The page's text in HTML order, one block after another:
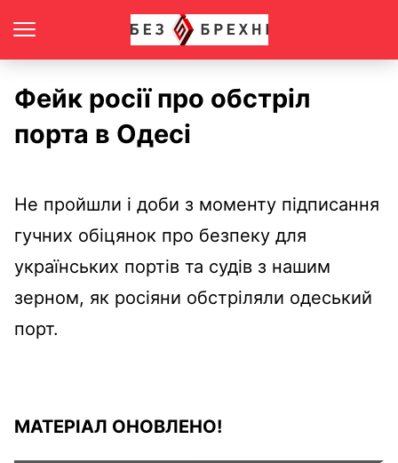
Фейк росії про обстріл
порта в Одесі
Не пройшли і доби з моменту підписання
гучних обіцянок про безпеку для
українських портів та судів з нашим
зерном, як росіяни обстріляли одеський
порт.
МАТЕРІАЛ ОНОВЛЕНО!